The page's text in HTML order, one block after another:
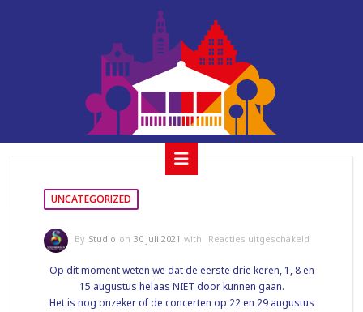
author:studio
UNCATEGORIZED
By Studio on 30 juli 2021 with Reacties uitgeschakeld
Op dit moment weten we dat de eerste drie keren, 1, 8 en
15 augustus helaas NIET door kunnen gaan.
Het is nog onzeker of de concerten op 22 en 29 augustus